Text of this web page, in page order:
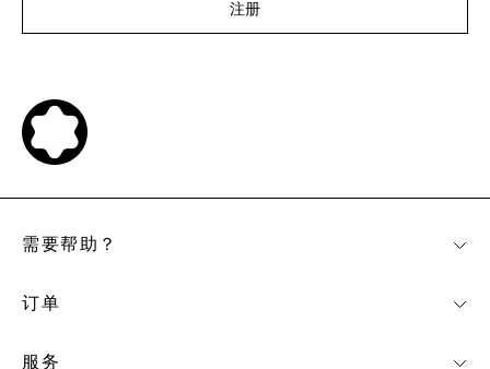
注册
需要帮助？
订单
服务